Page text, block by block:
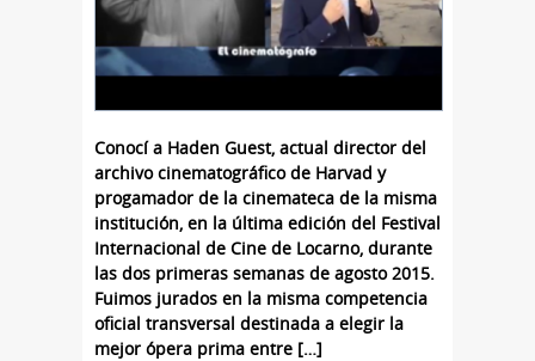
Conocí a Haden Guest, actual director del
archivo cinematográfico de Harvad y
progamador de la cinemateca de la misma
institución, en la última edición del Festival
Internacional de Cine de Locarno, durante
las dos primeras semanas de agosto 2015.
Fuimos jurados en la misma competencia
oficial transversal destinada a elegir la
mejor ópera prima entre […]